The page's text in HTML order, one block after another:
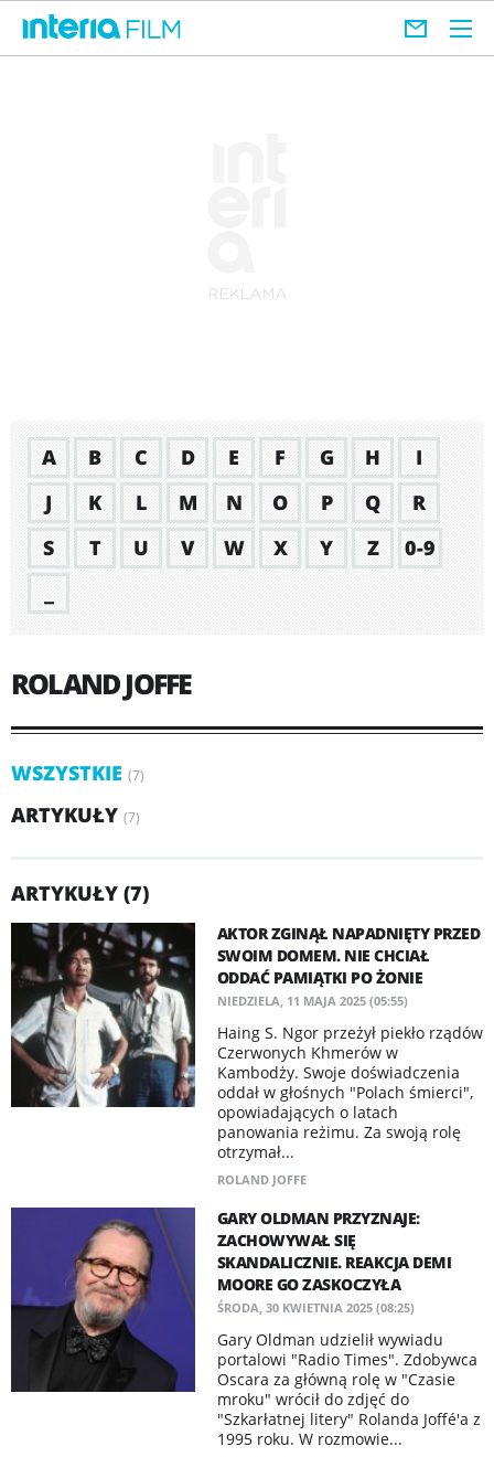
A B C D E F G H
I
J
K L M N O P Q
R
S
T U V W X Y Z
0-9
ROLAND JOFFE
WSZYSTKIE (7)
ARTYKUŁY (7)
ARTYKUŁY (7)
AKTOR ZGINĄŁ NAPADNIĘTY PRZED
SWOIM DOMEM. NIE CHCIAŁ
ODDAĆ PAMIĄTKI PO ŻONIE
NIEDZIELA, 11 MAJA 2025 (05:55)
Haing S. Ngor przeżył piekło rządów
Czerwonych Khmerów w
Kambodży. Swoje doświadczenia
oddał w głośnych "Polach śmierci",
opowiadających o latach
panowania reżimu. Za swoją rolę
otrzymał...
ROLAND JOFFE
GARY OLDMAN PRZYZNAJE:
ZACHOWYWAŁ SIĘ
SKANDALICZNIE. REAKCJA DEMI
MOORE GO ZASKOCZYŁA
ŚRODA, 30 KWIETNIA 2025 (08:25)
Gary Oldman udzielił wywiadu
portalowi "Radio Times". Zdobywca
Oscara za główną rolę w "Czasie
mroku" wrócił do zdjęć do
"Szkarłatnej litery" Rolanda Joffé'a z
1995 roku. W rozmowie...